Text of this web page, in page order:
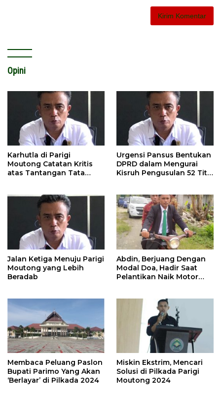
Opini
Karhutla di Parigi
Moutong Catatan Kritis
atas Tantangan Tata
Urgensi Pansus Bentukan
DPRD dalam Mengurai
Kisruh Pengusulan 52 Titik
Jalan Ketiga Menuju Parigi
Moutong yang Lebih
Beradab
Abdin, Berjuang Dengan
Modal Doa, Hadir Saat
Pelantikan Naik Motor
Membaca Peluang Paslon
Bupati Parimo Yang Akan
‘Berlayar’ di Pilkada 2024
Miskin Ekstrim, Mencari
Solusi di Pilkada Parigi
Moutong 2024